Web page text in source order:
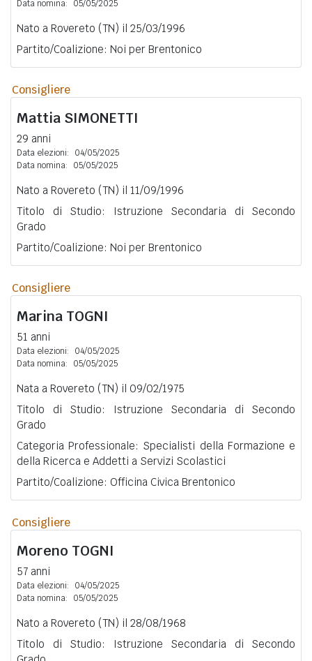
Data nomina: 05/05/2025
Nato a Rovereto (TN) il 25/03/1996
Partito/Coalizione: Noi per Brentonico
Consigliere
Mattia SIMONETTI
29 anni
Data elezioni:
04/05/2025
Data nomina:
05/05/2025
Nato a Rovereto (TN) il 11/09/1996
Titolo di Studio: Istruzione Secondaria di Secondo
Grado
Partito/Coalizione: Noi per Brentonico
Consigliere
Marina TOGNI
51 anni
Data elezioni:
04/05/2025
Data nomina:
05/05/2025
Nata a Rovereto (TN) il 09/02/1975
Titolo di Studio: Istruzione Secondaria di Secondo
Grado
Categoria Professionale: Specialisti della Formazione e
della Ricerca e Addetti a Servizi Scolastici
Partito/Coalizione: Officina Civica Brentonico
Consigliere
Moreno TOGNI
57 anni
Data elezioni:
04/05/2025
Data nomina:
05/05/2025
Nato a Rovereto (TN) il 28/08/1968
Titolo di Studio: Istruzione Secondaria di Secondo